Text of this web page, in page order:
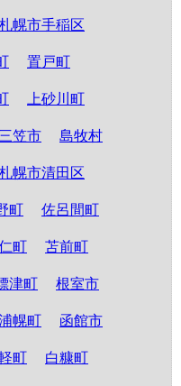
幌市手稲区
置戸町
上砂川町
三笠市 島牧村
幌市清田区
町 佐呂間町
町 苫前町
津町 根室市
幌町 函館市
町 白糠町